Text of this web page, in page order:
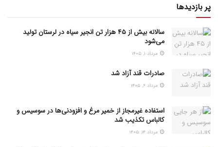
پر بازدیدها
سالانه بیش از ۴۵ هزار تن انجیر سیاه در لرستان تولید
می‌شود
مرداد ۱, ۱۴۰۵
صادرات قند آزاد شد
مرداد ۶, ۱۴۰۵
استفاده غیرمجاز از خمیر مرغ و افزودنی‌ها در سوسیس و
کالباس تکذیب شد
مرداد ۱۴, ۱۴۰۵